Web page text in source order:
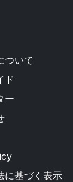
ついて
ド
ー
に基づく表示